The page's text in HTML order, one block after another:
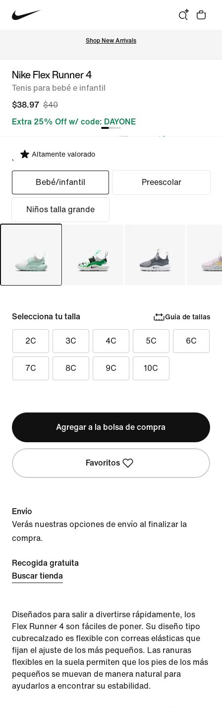
Shop New Arrivals
Nike Flex Runner 4
Tenis para bebé e infantil
$38.97 $40
Extra 25% Off w/ code: DAYONE
Altamente valorado
Seleccionar ajuste
Bebé/infantil Preescolar
Niños talla grande
Selecciona tu talla Guía de tallas
2C 3C 4C 5C 6C
7C 8C 9C 10C
Agregar a la bolsa de compra
Favoritos
Envío
Verás nuestras opciones de envío al finalizar la
compra.
Recogida gratuita
Buscar tienda
Diseñados para salir a divertirse rápidamente, los
Flex Runner 4 son fáciles de poner. Su diseño tipo
cubrecalzado es flexible con correas elásticas que
fijan el ajuste de los más pequeños. Las ranuras
flexibles en la suela permiten que los pies de los más
pequeños se muevan de manera natural para
ayudarlos a encontrar su estabilidad.